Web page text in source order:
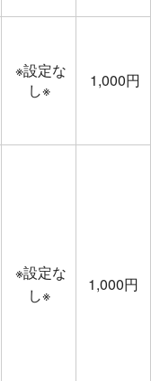
※設定な
し※
1,000円
※設定な
し※
1,000円